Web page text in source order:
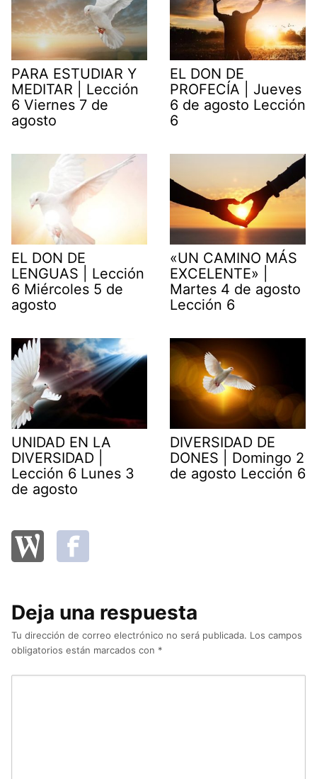
PARA ESTUDIAR Y
MEDITAR | Lección
6 Viernes 7 de
agosto
EL DON DE
PROFECÍA | Jueves
6 de agosto Lección
6
EL DON DE
LENGUAS | Lección
6 Miércoles 5 de
agosto
«UN CAMINO MÁS
EXCELENTE» |
Martes 4 de agosto
Lección 6
UNIDAD EN LA
DIVERSIDAD |
Lección 6 Lunes 3
de agosto
DIVERSIDAD DE
DONES | Domingo 2
de agosto Lección 6
Deja una respuesta
Tu dirección de correo electrónico no será publicada. Los campos
obligatorios están marcados con *